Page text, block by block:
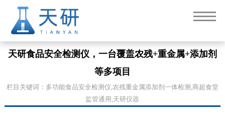
天研食品安全检测仪，一台覆盖农残+重金属+添加剂
等多项目
栏目关键词：多功能食品安全检测仪,农残重金属添加剂一体检测,商超食堂
监管通用,天研仪器